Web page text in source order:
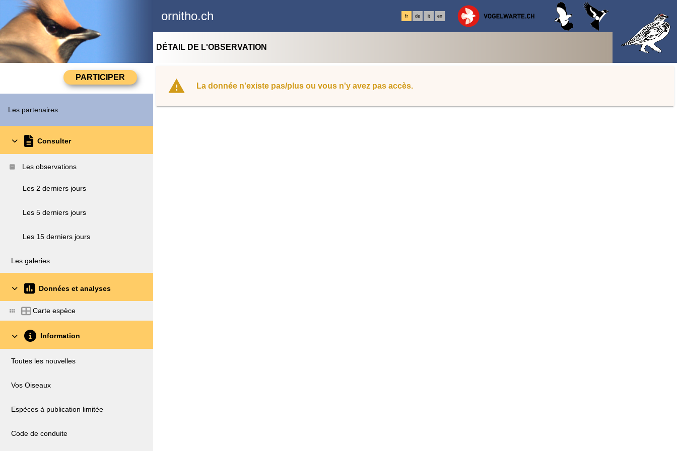
ornitho.ch fr de it en
Les partenaires
Consulter
Les observations
Les 2 derniers jours
Les 5 derniers jours
Les 15 derniers jours
Les galeries
Données et analyses
Carte espèce
Information
Toutes les nouvelles
Vos Oiseaux
Espèces à publication limitée
Code de conduite
DÉTAIL DE L'OBSERVATION
La donnée n'existe pas/plus ou vous n'y avez pas accès.